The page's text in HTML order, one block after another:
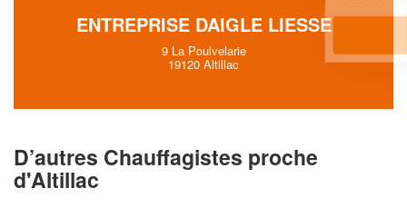
ENTREPRISE DAIGLE LIESSE
9 La Poulvelarie
19120 Altillac
D’autres Chauffagistes proche
d'Altillac
En savoir plus